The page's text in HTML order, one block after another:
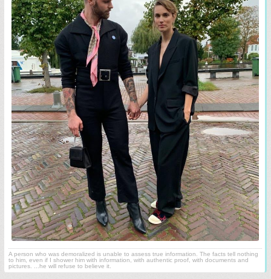
A person who was demoralized is unable to assess true information. The facts tell nothing
to him, even if I shower him with information, with authentic proof, with documents and
pictures. ...he will refuse to believe it.